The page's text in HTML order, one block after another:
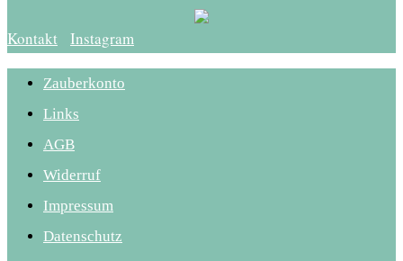
Kontakt Instagram
Zauberkonto
Links
AGB
Widerruf
Impressum
Datenschutz